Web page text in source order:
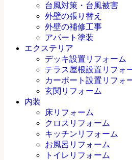
台風対策・台風被害
外壁の張り替え
外壁の補修工事
アパート塗装
エクステリア
デッキ設置リフォーム
テラス屋根設置リフォ
カーポート設置リフォ
玄関リフォーム
内装
床リフォーム
クロスリフォーム
キッチンリフォーム
お風呂リフォーム
トイレリフォーム